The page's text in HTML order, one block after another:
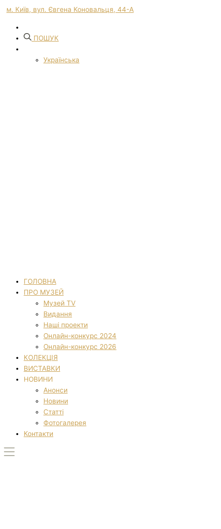
м. Київ, вул. Євгена Коновальця, 44-А
ПОШУК
Українська
ГОЛОВНА
ПРО МУЗЕЙ
Музей TV
Видання
Наші проекти
Онлайн-конкурс 2024
Онлайн-конкурс 2026
КОЛЕКЦІЯ
ВИСТАВКИ
НОВИНИ
Анонси
Новини
Статті
Фотогалерея
Контакти